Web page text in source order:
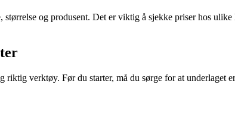
og produsent. Det er viktig å sjekke priser hos
verktøy. Før du starter, må du sørge for at